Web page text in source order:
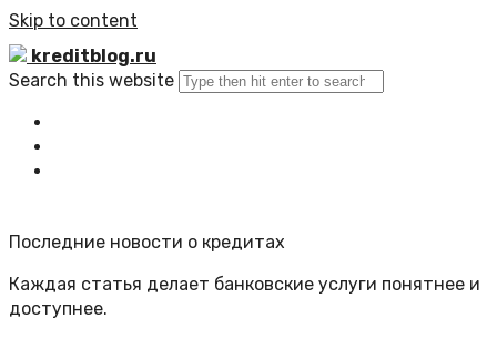
Skip to content
kreditblog.ru
Search this website
Последние новости о кредитах
Каждая статья делает банковские услуги понятнее и
доступнее.